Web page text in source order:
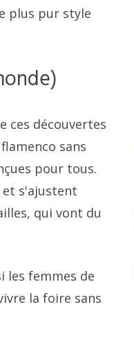
plus pur style
ces découvertes
sans
pour tous.
et s'ajustent
qui vont du
les femmes de
la foire sans